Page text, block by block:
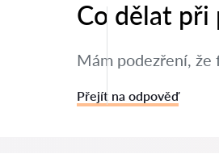
Co dělat při
Mám podezření, že
Přejít na odpověď